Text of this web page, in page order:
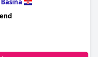
Basina